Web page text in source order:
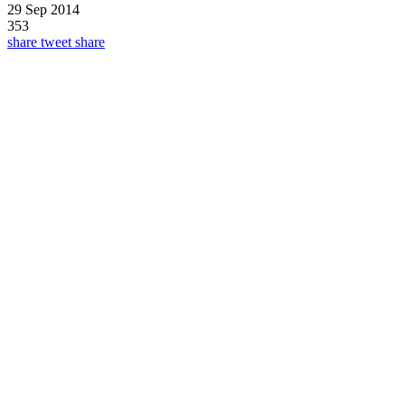
29 Sep 2014
353
share tweet share